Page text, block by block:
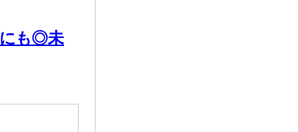
にも◎未